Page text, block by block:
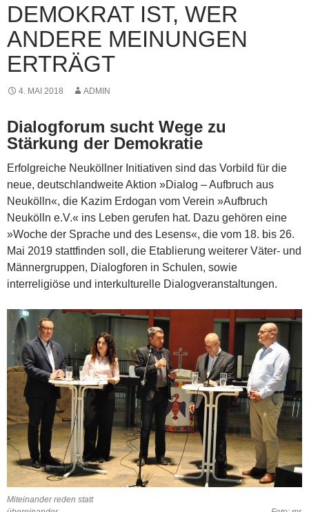
DEMOKRAT IST, WER
ANDERE MEINUNGEN
ERTRÄGT
4. MAI 2018 ADMIN
Dialogforum sucht Wege zu
Stärkung der Demokratie
Erfolgreiche Neuköllner Initiativen sind das Vorbild für die
neue, deutschlandweite Aktion »Dialog – Aufbruch aus
Neukölln«, die Kazim Erdogan vom Verein »Aufbruch
Neukölln e.V.« ins Leben gerufen hat. Dazu gehören eine
»Woche der Sprache und des Lesens«, die vom 18. bis 26.
Mai 2019 stattfinden soll, die Etablierung weiterer Väter- und
Männergruppen, Dialogforen in Schulen, sowie
interreligiöse und interkulturelle Dialogveranstaltungen.
Miteinander reden statt